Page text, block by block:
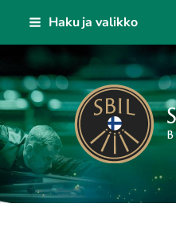
Siirry
sisältöön
Haku ja valikko